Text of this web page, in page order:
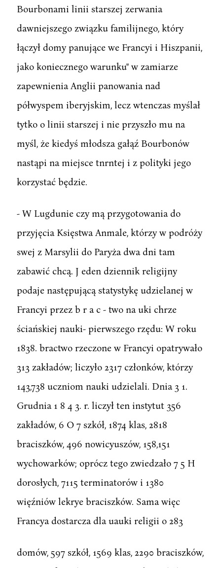
Bourbonami linii starszej zerwania
dawniejszego związku familijnego, który
łączył domy panujące we Francyi i Hiszpanii,
jako koniecznego warunku" w zamiarze
zapewnienia Anglii panowania nad
półwyspem iberyjskim, lecz wtenczas myślał
tytko o linii starszej i nie przyszło mu na
myśl, że kiedyś młodsza gałąź Bourbonów
nastąpi na miejsce tnrntej i z polityki jego
korzystać będzie.
- W Lugdunie czy mą przygotowania do
przyjęcia Księstwa Anmale, którzy w podróży
swej z Marsylii do Paryża dwa dni tam
zabawić chcą. J eden dziennik religijny
podaje następującą statystykę udzielanej w
Francyi przez b r a c - two na uki chrze
ściańskiej nauki- pierwszego rzędu: W roku
1838. bractwo rzeczone w Francyi opatrywało
313 zakładów; liczyło 2317 członków, którzy
143,738 uczniom nauki udzielali. Dnia 3 1.
Grudnia 1 8 4 3. r. liczył ten instytut 356
zakładów, 6 O 7 szkół, 1874 klas, 2818
braciszków, 496 nowicyuszów, 158,151
wychowarków; oprócz tego zwiedzało 7 5 H
dorosłych, 7115 terminatorów i 1380
więźniów lekrye braciszków. Sama więc
Francya dostarcza dla uauki religii o 283
domów, 597 szkół, 1569 klas, 2290 braciszków,